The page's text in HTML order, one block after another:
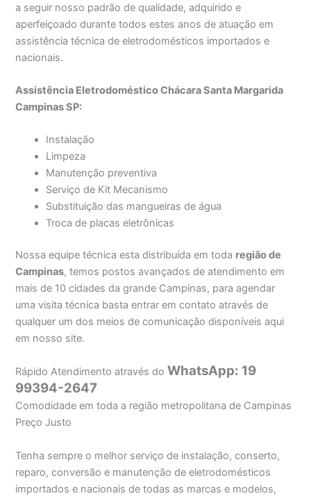
a seguir nosso padrão de qualidade, adquirido e
aperfeiçoado durante todos estes anos de atuação em
assistência técnica de eletrodomésticos importados e
nacionais.
Assistência Eletrodoméstico Chácara Santa Margarida
Campinas SP:
Instalação
Limpeza
Manutenção preventiva
Serviço de Kit Mecanismo
Substituição das mangueiras de água
Troca de placas eletrônicas
Nossa equipe técnica esta distribuída em toda região de
Campinas, temos postos avançados de atendimento em
mais de 10 cidades da grande Campinas, para agendar
uma visita técnica basta entrar em contato através de
qualquer um dos meios de comunicação disponíveis aqui
em nosso site.
Rápido Atendimento através do WhatsApp: 19
99394-2647
Comodidade em toda a região metropolitana de Campinas
Preço Justo
Tenha sempre o melhor serviço de instalação, conserto,
reparo, conversão e manutenção de eletrodomésticos
importados e nacionais de todas as marcas e modelos,